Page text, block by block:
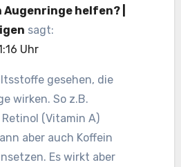
Augenringe helfen? |
sagt:
Uhr
gesehen, die
wirken. So z.B.
(Vitamin A)
aber auch Koffein
Es wirkt aber